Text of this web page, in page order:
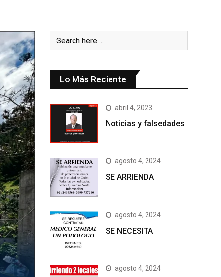
Lo Más Reciente
abril 4, 2023
Noticias y falsedades
agosto 4, 2024
SE ARRIENDA
agosto 4, 2024
SE NECESITA
agosto 4, 2024